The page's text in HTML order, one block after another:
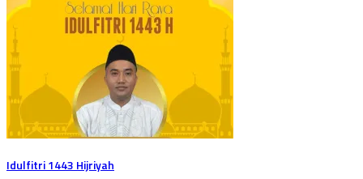
Idulfitri 1443 Hijriyah